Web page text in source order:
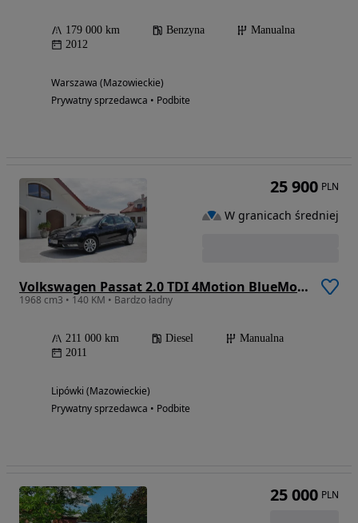
179 000 km Benzyna
Manualna
2012
Warszawa (Mazowieckie)
Prywatny sprzedawca • Podbite
Volkswagen Passat 2.0 TDI 4Motion BlueMotion Technol Comfortline
1968 cm3 • 140 KM • Bardzo ładny
211 000 km Diesel
Manualna
2011
Lipówki (Mazowieckie)
Prywatny sprzedawca • Podbite
25 900 PLN
W granicach średniej
25 000 PLN